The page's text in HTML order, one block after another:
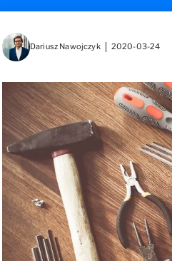
Dariusz Nawojczyk 2020-03-24